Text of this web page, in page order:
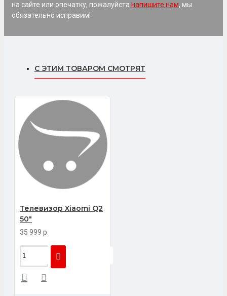
на сайте или опечатку, пожалуйста напишите нам, мы
обязательно исправим!
С ЭТИМ ТОВАРОМ СМОТРЯТ
Телевизор Xiaomi Q2
50"
35 999 р.